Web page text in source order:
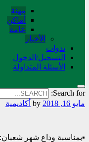
مهنة
أماکن
عامة
الأخبار
ندوات
التسجیل/الدخول
الأسئلة المتداولة
Search for:
مايو 16, 2018
أکادیمیة
▪️بمناسبة وداع شهر شعبان: